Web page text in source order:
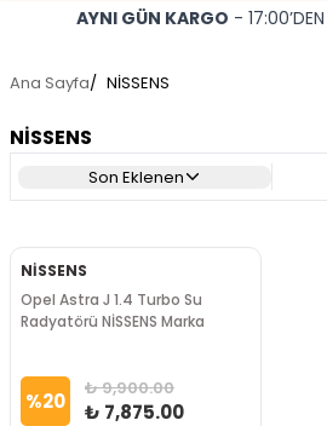
AYNI GÜN KARGO -
Ana Sayfa/ NİSSENS
NİSSENS
Son Eklenen
NİSSENS
Opel Astra J 1.4 Turbo Su
Radyatörü NİSSENS Marka
%20 ₺ 9,900.00
₺ 7,875.00